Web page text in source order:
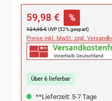
Verkaufspreis:
59,98 € %
Regulärer Preis:
124,95 €UVP (52% gespart)
Preise inkl. MwSt. zzgl.
Über 6 lieferbar
**Lieferzeit: 5-7 Tage